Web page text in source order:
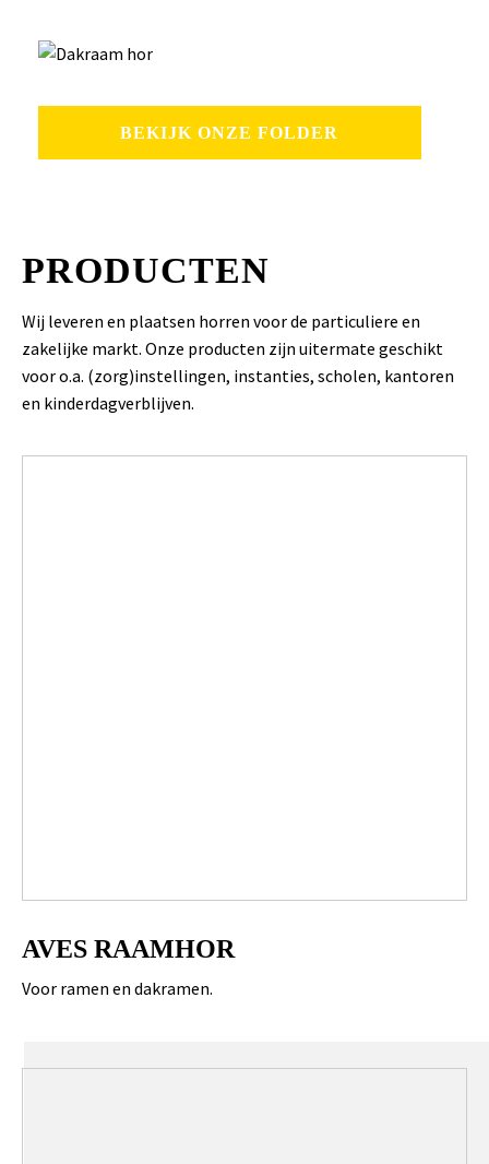
BEKIJK ONZE FOLDER
PRODUCTEN
Wij leveren en plaatsen horren voor de particuliere en
zakelijke markt. Onze producten zijn uitermate geschikt
voor o.a. (zorg)instellingen, instanties, scholen, kantoren
en kinderdagverblijven.
AVES RAAMHOR
Voor ramen en dakramen.